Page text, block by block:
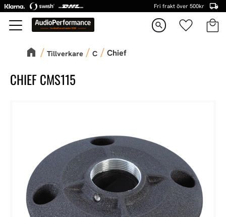
Meny
Fri frakt över 500kr
search Favoriter
Tillverkare C Chief
CHIEF CMS115